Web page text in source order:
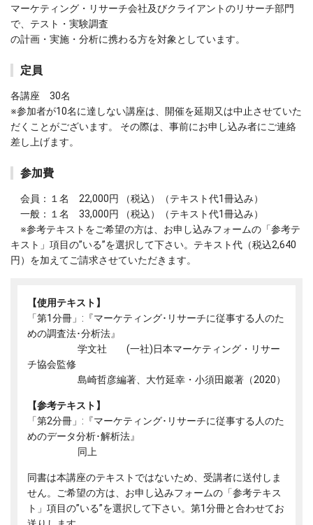
マーケティング・リサーチ会社及びクライアントのリサーチ部門
で、テスト・実験調査
の計画・実施・分析に携わる方を対象としています。
定員
各講座 30名
※参加者が10名に達しない講座は、開催を延期又は中止させていた
だくことがございます。 その際は、事前にお申し込み者にご連絡
差し上げます。
参加費
会員：１名 22,000円 （税込）（テキスト代1冊込み）
一般：１名 33,000円 （税込）（テキスト代1冊込み）
※参考テキストをご希望の方は、お申し込みフォームの「参考テ
キスト」項目の”いる”を選択して下さい。テキスト代（税込2,640
円）を加えてご請求させていただきます。
【使用テキスト】
「第1分冊」:『マーケティング･リサーチに従事する人のた
めの調査法･分析法』
学文社 (一社)日本マーケティング・リサー
チ協会監修
島崎哲彦編著、大竹延幸・小須田巖著（2020）
【参考テキスト】
「第2分冊」:『マーケティング･リサーチに従事する人のた
めのデータ分析･解析法』
同上
同書は本講座のテキストではないため、受講者に送付しま
せん。ご希望の方は、お申し込みフォームの「参考テキス
ト」項目の”いる”を選択して下さい。第1分冊と合わせてお